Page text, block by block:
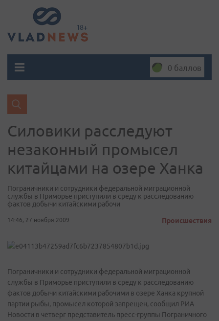
0 баллов
Силовики расследуют
незаконный промысел
китайцами на озере Ханка
Пограничники и сотрудники федеральной миграционной
службы в Приморье приступили в среду к расследованию
фактов добычи китайскими рабочи
14:46, 27 ноября 2009 Происшествия
Пограничники и сотрудники федеральной миграционной
службы в Приморье приступили в среду к расследованию
фактов добычи китайскими рабочими в озере Ханка крупной
партии рыбы, промысел которой запрещен, сообщил РИА
Новости в четверг представитель пресс-группы Пограничного